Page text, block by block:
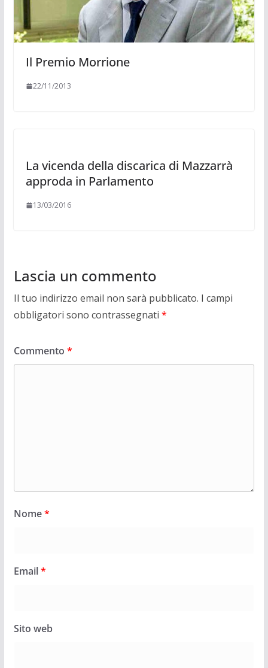
Il Premio Morrione
22/11/2013
La vicenda della discarica di Mazzarrà
approda in Parlamento
13/03/2016
Lascia un commento
Il tuo indirizzo email non sarà pubblicato. I campi
obbligatori sono contrassegnati *
Commento *
Nome*
Email*
Sito web